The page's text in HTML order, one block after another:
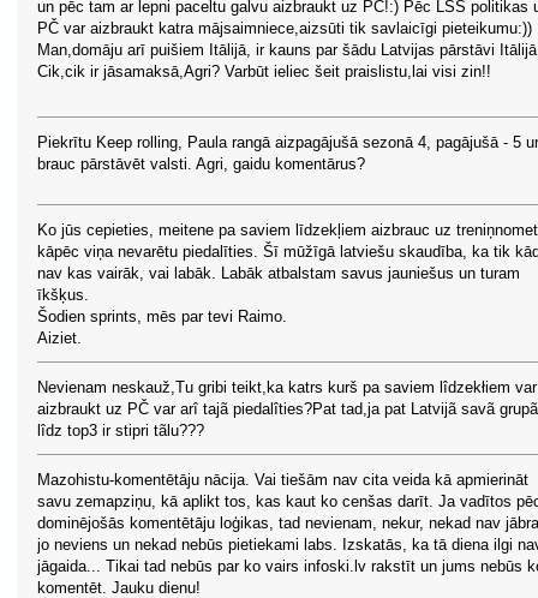
un pēc tam ar lepni paceltu galvu aizbraukt uz PČ!:) Pēc LSS politikas
PČ var aizbraukt katra mājsaimniece,aizsūti tik savlaicīgi pieteikumu:))
Man,domāju arī puišiem Itālijā, ir kauns par šādu Latvijas pārstāvi
Cik,cik ir jāsamaksā,Agri? Varbūt ieliec šeit praislistu,lai visi zin!!
Piekrītu Keep rolling, Paula rangā aizpagājušā sezonā 4, pagājušā - 5
brauc pārstāvēt valsti. Agri, gaidu komentārus?
Ko jūs cepieties, meitene pa saviem līdzekļiem aizbrauc uz
kāpēc viņa nevarētu piedalīties. Šī mūžīgā latviešu skaudība, ka tik
nav kas vairāk, vai labāk. Labāk atbalstam savus jauniešus un turam
īkšķus.
Šodien sprints, mēs par tevi Raimo.
Aiziet.
Nevienam neskauž,Tu gribi teikt,ka katrs kurš pa saviem lîdzekłiem var
aizbraukt uz PČ var arî tajã piedalîties?Pat tad,ja pat Latvijã savã grupã
lîdz top3 ir stipri tãlu???
Mazohistu-komentētāju nācija. Vai tiešām nav cita veida kā apmierināt
savu zemapziņu, kā aplikt tos, kas kaut ko cenšas darīt. Ja vadītos
dominējošās komentētāju loģikas, tad nevienam, nekur, nekad nav
jo neviens un nekad nebūs pietiekami labs. Izskatās, ka tā diena ilgi
jāgaida... Tikai tad nebūs par ko vairs infoski.lv rakstīt un jums nebūs
komentēt. Jauku dienu!